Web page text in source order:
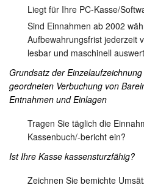
Liegt für Ihre PC-Kasse/
Sind Einnahmen ab 2002
Aufbewahrungsfrist jederzeit
lesbar und maschinell
Grundsatz der
geordneten Verbuchung von
Entnahmen und Einlagen
Tragen Sie täglich die
Kassenbuch/-bericht ein?
Ist Ihre Kasse kassensturzfähig?
Zeichnen Sie bemichte